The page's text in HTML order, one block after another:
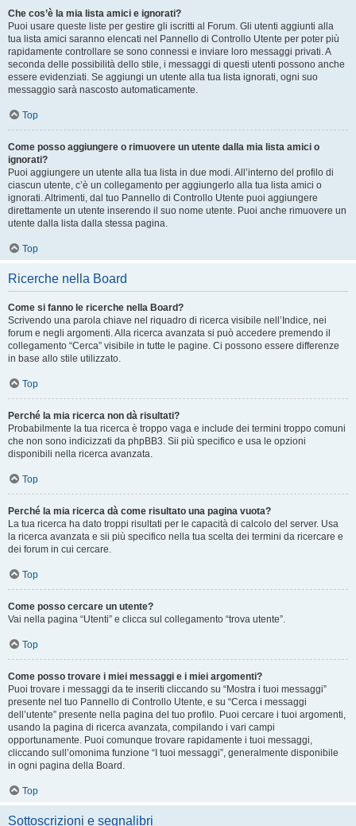
Che cos’è la mia lista amici e ignorati?
Puoi usare queste liste per gestire gli iscritti al Forum. Gli utenti aggiunti alla
tua lista amici saranno elencati nel Pannello di Controllo Utente per poter più
rapidamente controllare se sono connessi e inviare loro messaggi privati. A
seconda delle possibilità dello stile, i messaggi di questi utenti possono anche
essere evidenziati. Se aggiungi un utente alla tua lista ignorati, ogni suo
messaggio sarà nascosto automaticamente.
Top
Come posso aggiungere o rimuovere un utente dalla mia lista amici o
ignorati?
Puoi aggiungere un utente alla tua lista in due modi. All’interno del profilo di
ciascun utente, c’è un collegamento per aggiungerlo alla tua lista amici o
ignorati. Altrimenti, dal tuo Pannello di Controllo Utente puoi aggiungere
direttamente un utente inserendo il suo nome utente. Puoi anche rimuovere un
utente dalla lista dalla stessa pagina.
Top
Ricerche nella Board
Come si fanno le ricerche nella Board?
Scrivendo una parola chiave nel riquadro di ricerca visibile nell’Indice, nei
forum e negli argomenti. Alla ricerca avanzata si può accedere premendo il
collegamento “Cerca” visibile in tutte le pagine. Ci possono essere differenze
in base allo stile utilizzato.
Top
Perché la mia ricerca non dà risultati?
Probabilmente la tua ricerca è troppo vaga e include dei termini troppo comuni
che non sono indicizzati da phpBB3. Sii più specifico e usa le opzioni
disponibili nella ricerca avanzata.
Top
Perché la mia ricerca dà come risultato una pagina vuota?
La tua ricerca ha dato troppi risultati per le capacità di calcolo del server. Usa
la ricerca avanzata e sii più specifico nella tua scelta dei termini da ricercare e
dei forum in cui cercare.
Top
Come posso cercare un utente?
Vai nella pagina “Utenti” e clicca sul collegamento “trova utente”.
Top
Come posso trovare i miei messaggi e i miei argomenti?
Puoi trovare i messaggi da te inseriti cliccando su “Mostra i tuoi messaggi”
presente nel tuo Pannello di Controllo Utente, e su “Cerca i messaggi
dell’utente” presente nella pagina del tuo profilo. Puoi cercare i tuoi argomenti,
usando la pagina di ricerca avanzata, compilando i vari campi
opportunamente. Puoi comunque trovare rapidamente i tuoi messaggi,
cliccando sull’omonima funzione “I tuoi messaggi”, generalmente disponibile
in ogni pagina della Board.
Top
Sottoscrizioni e segnalibri